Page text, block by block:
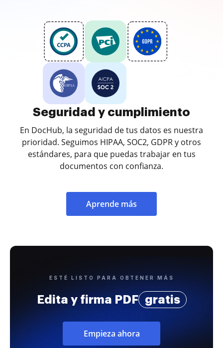
Seguridad y cumplimiento
En DocHub, la seguridad de tus datos es nuestra
prioridad. Seguimos HIPAA, SOC2, GDPR y otros
estándares, para que puedas trabajar en tus
documentos con confianza.
Aprende más
ESTÉ LISTO PARA OBTENER MÁS
Edita y firma PDF gratis
Empieza ahora